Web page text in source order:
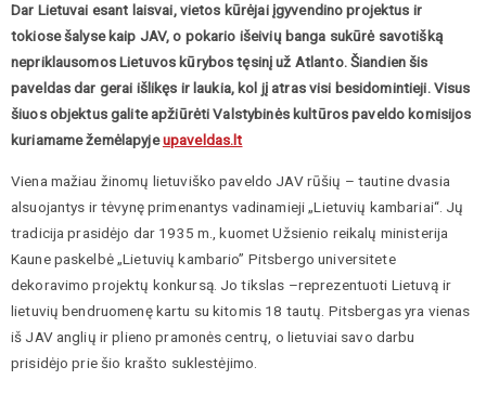
Dar Lietuvai esant laisvai, vietos kūrėjai įgyvendino projektus ir
tokiose šalyse kaip JAV, o pokario išeivių banga sukūrė savotišką
nepriklausomos Lietuvos kūrybos tęsinį už Atlanto. Šiandien šis
paveldas dar gerai išlikęs ir laukia, kol jį atras visi besidomintieji. Visus
šiuos objektus galite apžiūrėti Valstybinės kultūros paveldo komisijos
kuriamame žemėlapyjeupaveldas.lt
Viena mažiau žinomų lietuviško paveldo JAV rūšių – tautine dvasia
alsuojantys ir tėvynę primenantys vadinamieji „Lietuvių kambariai“. Jų
tradicija prasidėjo dar 1935 m., kuomet Užsienio reikalų ministerija
Kaune paskelbė „Lietuvių kambario” Pitsbergo universitete
dekoravimo projektų konkursą. Jo tikslas –reprezentuoti Lietuvą ir
lietuvių bendruomenę kartu su kitomis 18 tautų. Pitsbergas yra vienas
iš JAV anglių ir plieno pramonės centrų, o lietuviai savo darbu
prisidėjo prie šio krašto suklestėjimo.